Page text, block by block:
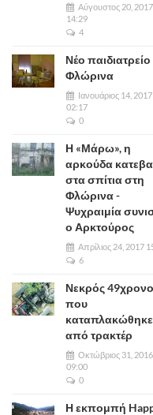
Αύγουστος 20, 2017
14:29
4
Νέο
Φλώρινα
Ιανουάριος 14, 2017
02:17
0
Η «Μάρω», η
αρκούδα
στα σπίτια στη
Φλώρινα -
Ψυχραιμία
ο Αρκτούρος
Απρίλιος 24, 2017
6
Νεκρός
που
καταπλακώθηκε
από τρακτέρ
Οκτώβριος 31, 2016
09:00
0
Η εκπομπή